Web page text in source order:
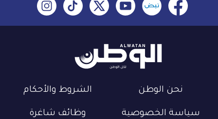
نحن الوطن الشروط والأحكام
سياسة الخصوصية وظائف شاغرة